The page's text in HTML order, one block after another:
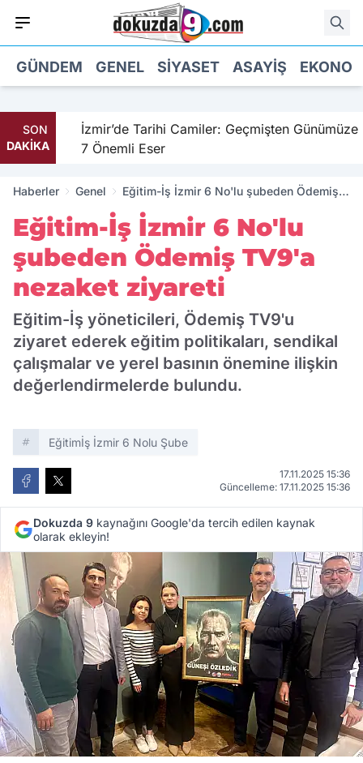
GÜNDEM GENEL SIYASET ASAYIŞ
SON
DAKİKA
İzmir’de Tarihi Camiler: Geçmişten Günümüze
7 Önemli Eser
Haberler Genel
Eğitim-İş İzmir 6 No'lu şubeden Ödemiş
Eğitim-İş İzmir 6 No'lu
şubeden Ödemiş TV9'a
nezaket ziyareti
Eğitim-İş yöneticileri, Ödemiş TV9'u
ziyaret ederek eğitim politikaları, sendikal
çalışmalar ve yerel basının önemine ilişkin
değerlendirmelerde bulundu.
Eğitimİş İzmir 6 Nolu Şube
17.11.2025 15:36
Güncelleme: 17.11.2025 15:36
Dokuzda 9 kaynağını Google'da tercih edilen kaynak
olarak ekleyin!